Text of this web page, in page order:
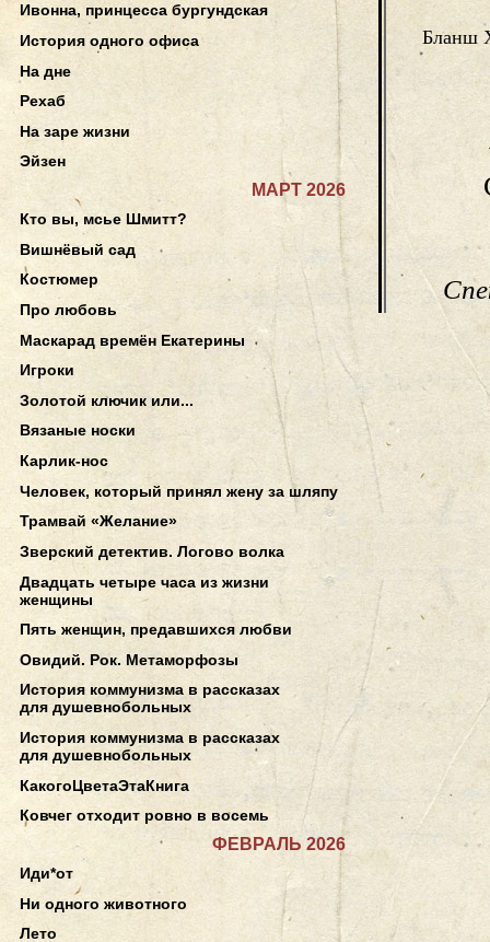
Бланш
Ивонна, принцесса бургундская
История одного офиса
На дне
Рехаб
На заре жизни
Эйзен
МАРТ 2026
Кто вы, мсье Шмитт?
Вишнёвый сад
Костюмер
Про любовь
Маскарад времён Екатерины
Игроки
Золотой ключик или...
Вязаные носки
Карлик-нос
Человек, который принял жену за шляпу
Трамвай «Желание»
Зверский детектив. Логово волка
Двадцать четыре часа из жизни
женщины
Пять женщин, предавшихся любви
Овидий. Рок. Метаморфозы
История коммунизма в рассказах
для душевнобольных
История коммунизма в рассказах
для душевнобольных
КакогоЦветаЭтаКнига
Ковчег отходит ровно в восемь
ФЕВРАЛЬ 2026
Иди*от
Ни одного животного
Лето